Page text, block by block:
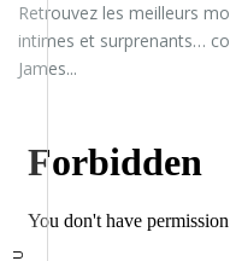
Retrouvez les meilleurs
intimes et surprenants…
James...